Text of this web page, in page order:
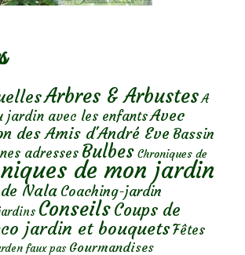
Arbres & Arbustes A
jardin avec les enfantsAvec
des Amis d'André Eve Bassin
adresses Bulbes Chroniques de
de mon jardin
Nala Coaching-jardin
ConseilsCoups de
jardin et bouquetsFêtes
faux pas Gourmandises